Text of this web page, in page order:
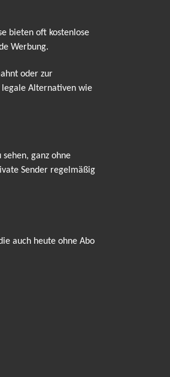
bieten oft kostenlose
Werbung.
oder zur
legale Alternativen wie
ganz ohne
Sender regelmäßig
auch heute ohne Abo